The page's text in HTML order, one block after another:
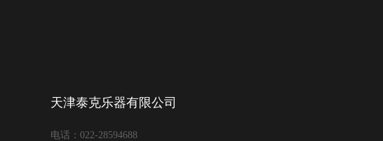
天津泰克乐器有限公司
电话：022-28594688